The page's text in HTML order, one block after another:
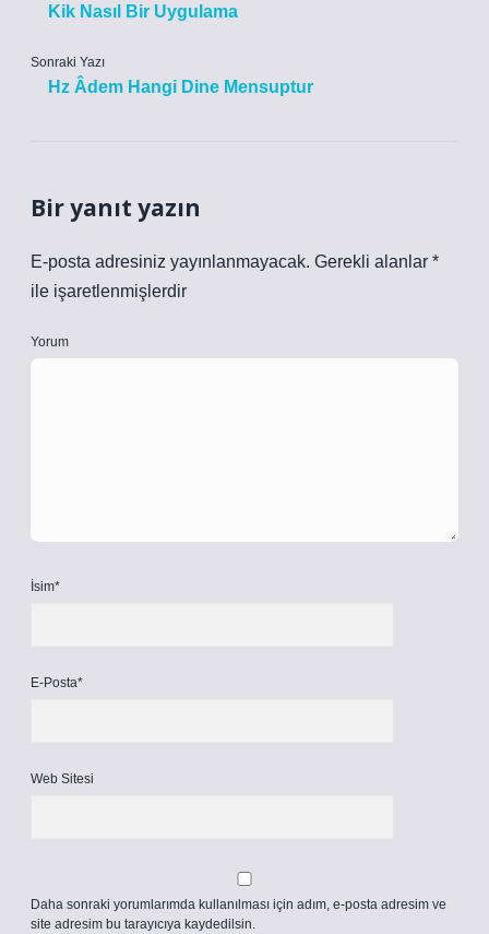
Kik Nasıl Bir Uygulama
Sonraki Yazı
Hz Âdem Hangi Dine Mensuptur
Bir yanıt yazın
E-posta adresiniz yayınlanmayacak. Gerekli alanlar *
ile işaretlenmişlerdir
Yorum
İsim*
E-Posta*
Web Sitesi
Daha sonraki yorumlarımda kullanılması için adım, e-posta adresim ve
site adresim bu tarayıcıya kaydedilsin.